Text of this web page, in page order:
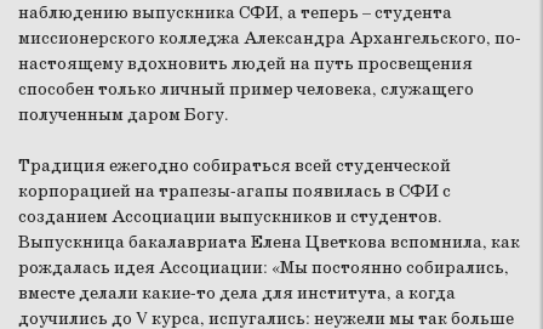
наблюдению выпускника СФИ, а теперь – студента
миссионерского колледжа Александра Архангельского, по-
настоящему вдохновить людей на путь просвещения
способен только личный пример человека, служащего
полученным даром Богу.
Традиция ежегодно собираться всей студенческой
корпорацией на трапезы-агапы появилась в СФИ с
созданием Ассоциации выпускников и студентов.
Выпускница бакалавриата Елена Цветкова вспомнила, как
рождалась идея Ассоциации: «Мы постоянно собирались,
вместе делали какие-то дела для института, а когда
доучились до V курса, испугались: неужели мы так больше